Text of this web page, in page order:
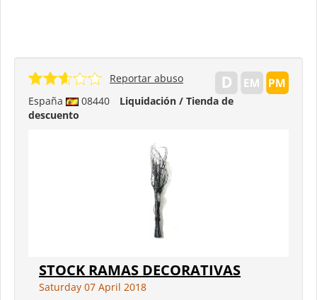
España 08440
Liquidación / Tienda de
descuento
Reportar abuso
STOCK RAMAS DECORATIVAS
Saturday 07 April 2018